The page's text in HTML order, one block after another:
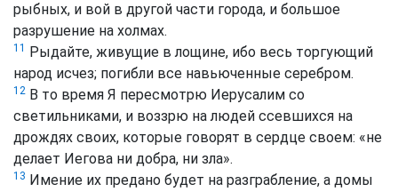
рыбных, и вой в другой части города, и большое
разрушение на холмах.
11
Рыдайте, живущие в лощине, ибо весь торгующий
народ исчез; погибли все навьюченные серебром.
12 В то время Я пересмотрю Иерусалим со
светильниками, и воззрю на людей ссевшихся на
дрождях своих, которые говорят в сердце своем: «не
делает Иегова ни добра, ни зла».
13 Имение их предано будет на разграбление, а домы